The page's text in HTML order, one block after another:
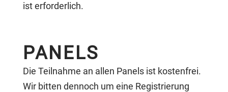
ist erforderlich.
PANELS
Die Teilnahme an allen Panels ist kostenfrei.
Wir bitten dennoch um eine Registrierung